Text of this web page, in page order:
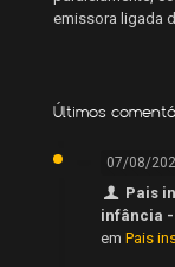
emissora ligada
Últimos
07/08/
Pais
infância -
em Pais